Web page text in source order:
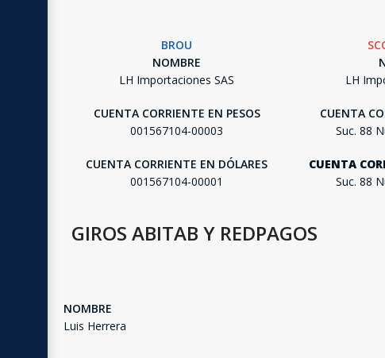
BROU
NOMBRE
LH Importaciones SAS
CUENTA CORRIENTE EN PESOS
001567104-00003
CUENTA CORRIENTE EN DÓLARES
001567104-00001
LH
CUENTA
Suc. 88
CUENTA
Suc. 88
GIROS ABITAB Y REDPAGOS
NOMBRE
Luis Herrera